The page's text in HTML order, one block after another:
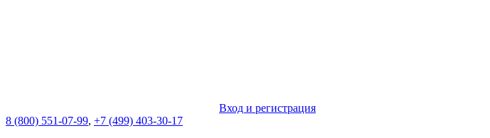
Вход и регистрация
8 (800) 551-07-99, +7 (499) 403-30-17